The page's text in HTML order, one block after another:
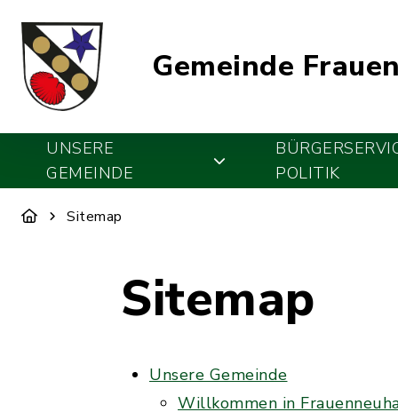
Gemeinde
UNSERE
GEMEINDE
POLITIK
Sitemap
Sitemap
Unsere Gemeinde
Willkommen in